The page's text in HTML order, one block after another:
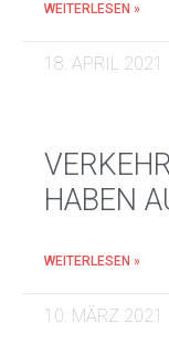
WEITERLESEN »
18. APRIL 2021
HABEN
WEITERLESEN »
10. MÄRZ 2021